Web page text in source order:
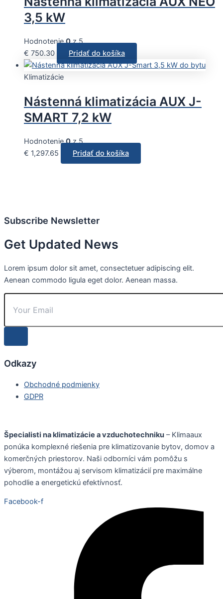
3,5 kW
Hodnotenie0z 5
€ 750.30 Pridať do košíka
Klimatizácie
Nástenná klimatizácia AUX J-
SMART 7,2 kW
Hodnotenie0z 5
€ 1,297.65 Pridať do košíka
Subscribe Newsletter
Get Updated News
Lorem ipsum dolor sit amet, consectetuer adipiscing elit.
Aenean commodo ligula eget dolor. Aenean massa.
Odkazy
Obchodné podmienky
GDPR
Špecialisti na klimatizácie a vzduchotechniku – Klimaaux
ponúka komplexné riešenia pre klimatizovanie bytov, domov a
komerčných priestorov. Naši odborníci vám pomôžu s
výberom, montážou aj servisom klimatizácií pre maximálne
pohodlie a energetickú efektívnosť.
Facebook-f